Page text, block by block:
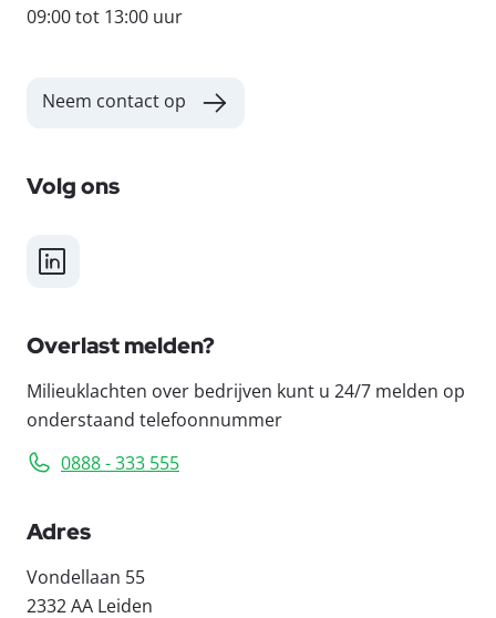
09:00 tot 13:00 uur
Neem contact op
Volg ons
LinkedIn
Overlast melden?
Milieuklachten over bedrijven kunt u 24/7 melden op
onderstaand telefoonnummer
0888 - 333 555
Adres
Vondellaan 55
2332 AA Leiden